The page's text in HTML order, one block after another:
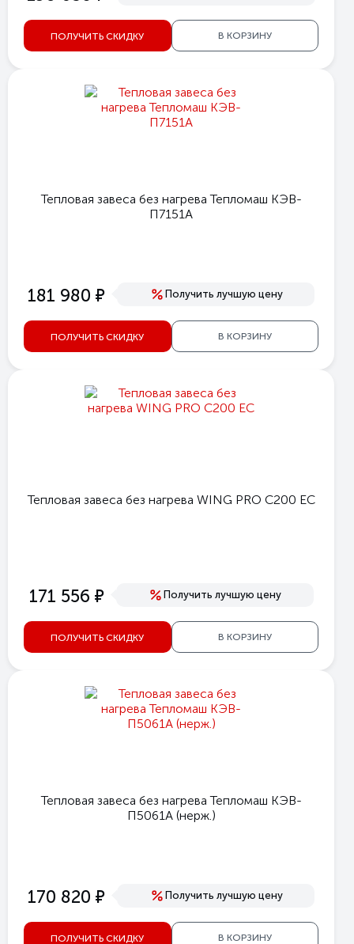
ПОЛУЧИТЬ СКИДКУ В КОРЗИНУ
Тепловая завеса без нагрева Тепломаш КЭВ-
П7151A
181 980 е Получить лучшую цену
ПОЛУЧИТЬ СКИДКУ В КОРЗИНУ
Тепловая завеса без нагрева WING PRO C200 EC
171 556 е Получить лучшую цену
ПОЛУЧИТЬ СКИДКУ В КОРЗИНУ
Тепловая завеса без нагрева Тепломаш КЭВ-
П5061А (нерж.)
170 820 е Получить лучшую цену
ПОЛУЧИТЬ СКИДКУ В КОРЗИНУ